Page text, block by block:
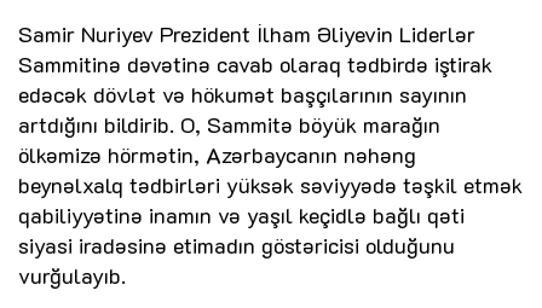
Samir Nuriyev Prezident İlham Əliyevin Liderlər
Sammitinə dəvətinə cavab olaraq tədbirdə iştirak
edəcək dövlət və hökumət başçılarının sayının
artdığını bildirib. O, Sammitə böyük marağın
ölkəmizə hörmətin, Azərbaycanın nəhəng
beynəlxalq tədbirləri yüksək səviyyədə təşkil etmək
qabiliyyətinə inamın və yaşıl keçidlə bağlı qəti
siyasi iradəsinə etimadın göstəricisi olduğunu
vurğulayıb.